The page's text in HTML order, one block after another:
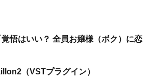
悟はいい？ 全員お嬢様（ボク）に恋
（VSTプラグイン）